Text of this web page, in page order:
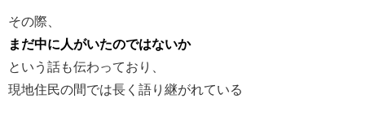
その際、
まだ中に人がいたのではないか
という話も伝わっており、
現地住民の間では長く語り継がれている